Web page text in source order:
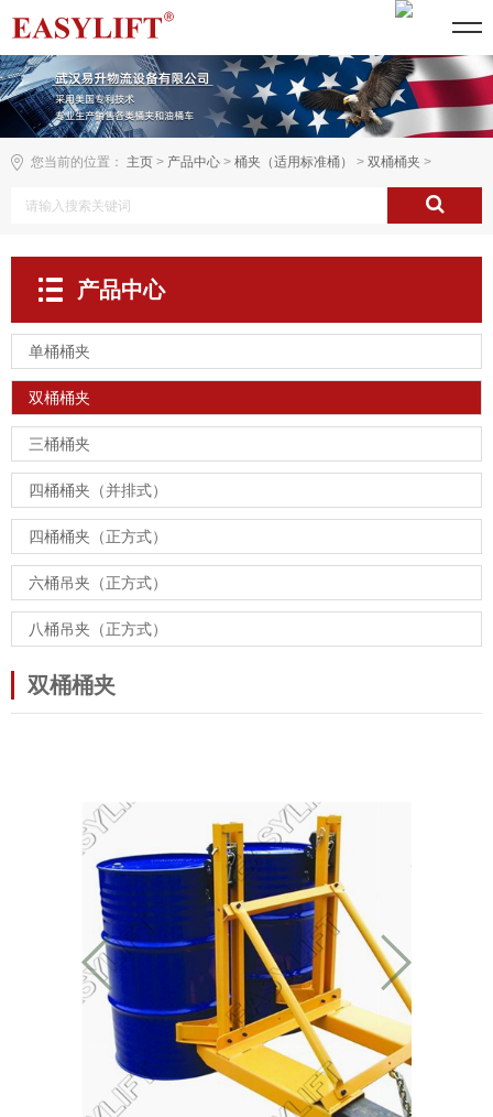
您当前的位置： 主页 > 产品中心 > 桶夹（适用标准桶） > 双桶桶夹 >
产品中心
单桶桶夹
双桶桶夹
三桶桶夹
四桶桶夹（并排式）
四桶桶夹（正方式）
六桶吊夹（正方式）
八桶吊夹（正方式）
双桶桶夹